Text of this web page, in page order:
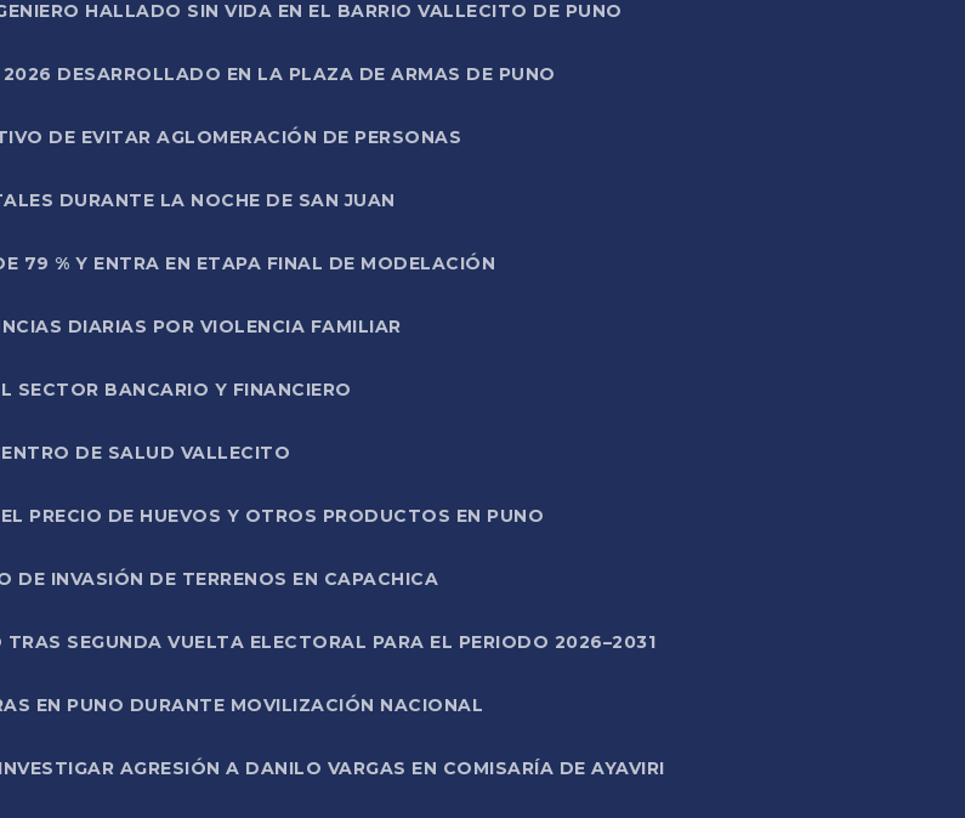
HALLADO SIN VIDA EN EL BARRIO VALLECITO DE PUNO
DESARROLLADO EN LA PLAZA DE ARMAS DE PUNO
DE EVITAR AGLOMERACIÓN DE PERSONAS
DURANTE LA NOCHE DE SAN JUAN
79 % Y ENTRA EN ETAPA FINAL DE MODELACIÓN
DIARIAS POR VIOLENCIA FAMILIAR
SECTOR BANCARIO Y FINANCIERO
DE SALUD VALLECITO
PRECIO DE HUEVOS Y OTROS PRODUCTOS EN PUNO
INVASIÓN DE TERRENOS EN CAPACHICA
SEGUNDA VUELTA ELECTORAL PARA EL PERIODO 2026–2031
EN PUNO DURANTE MOVILIZACIÓN NACIONAL
AGRESIÓN A DANILO VARGAS EN COMISARÍA DE AYAVIRI